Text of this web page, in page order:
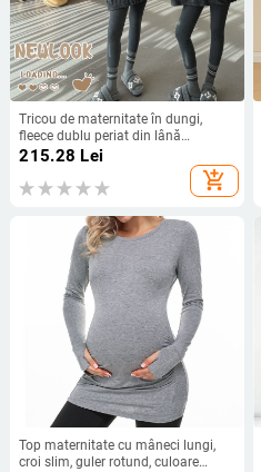
Tricou de maternitate în dungi,
fleece dublu periat din lână
australiană, toamnă–iarna, croială
215.28 Lei
add_shopping_cart
Top maternitate cu mâneci lungi,
croi slim, guler rotund, culoare